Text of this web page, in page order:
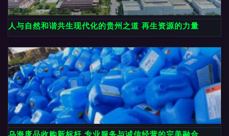
人与自然和谐共生现代化的贵州之道 再生资源的力量
乌海废品收购新标杆 专业服务与诚信经营的完美融合